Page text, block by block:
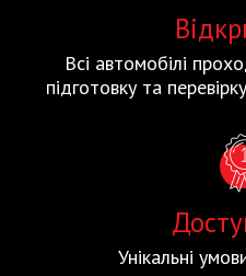
Всі автомобілі
підготовку та
Унікальні